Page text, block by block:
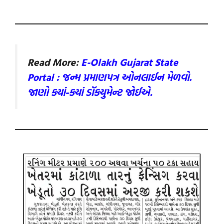
Read More:E-Olakh Gujarat State
Portal : જન્મ પ્રમાણપત્ર ઓનલાઈન મેળવો.
જાણો ક્યાં-ક્યાં ડૉક્યુમેન્‍ટ જોઈએ.